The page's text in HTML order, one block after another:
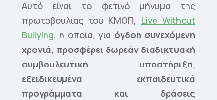
Αυτό είναι το φετινό μήνυμα της
πρωτοβουλίας του ΚΜΟΠ, Live Without
Bullying, η οποία, για όγδοη συνεχόμενη
χρονιά, προσφέρει δωρεάν διαδικτυακή
συμβουλευτική υποστήριξη,
εξειδικευμένα εκπαιδευτικά
προγράμματα και δράσεις